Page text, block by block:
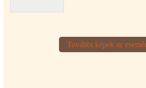
További képek az